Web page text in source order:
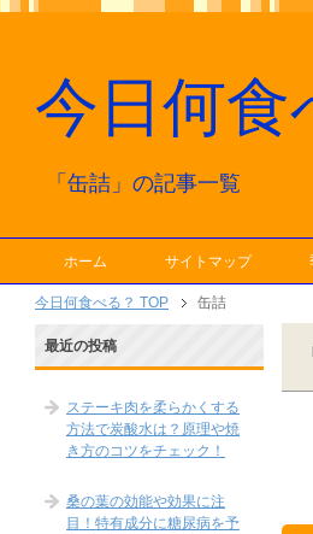
今日何食
「缶詰」の記事一覧
ホーム サイトマップ
今日何食べる？ TOP 缶詰
最近の投稿
ステーキ肉を柔らかくする
方法で炭酸水は？原理や焼
き方のコツをチェック！
桑の葉の効能や効果に注
目！特有成分に糖尿病を予